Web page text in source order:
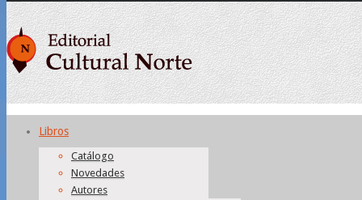
Libros
Catálogo
Novedades
Autores